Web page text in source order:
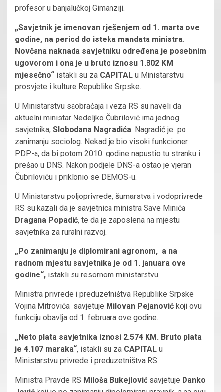
profesor u banjalučkoj Gimanziji.
„Savjetnik je imenovan rješenjem od 1. marta ove
godine, na period do isteka mandata ministra.
Novčana naknada savjetniku određena je posebnim
ugovorom i ona je u bruto iznosu 1.802 KM
mjesečno“ istakli su za CAPITAL u Ministarstvu
prosvjete i kulture Republike Srpske.
U Ministarstvu saobraćaja i veza RS su naveli da
aktuelni ministar Nedeljko Čubrilović ima jednog
savjetnika, Slobodana Nagradića. Nagradić je po
zanimanju sociolog. Nekad je bio visoki funkcioner
PDP-a, da bi potom 2010. godine napustio tu stranku i
prešao u DNS. Nakon podjele DNS-a ostao je vjeran
Čubriloviću i priklonio se DEMOS-u.
U Ministarstvu poljoprivrede, šumarstva i vodoprivrede
RS su kazali da je savjetnica ministra Save Minića
Dragana Popadić, te da je zaposlena na mjestu
savjetnika za ruralni razvoj.
„Po zanimanju je diplomirani agronom, a na
radnom mjestu savjetnika je od 1. januara ove
godine“, istakli su resornom ministarstvu.
Ministra privrede i preduzetništva Republike Srpske
Vojina Mitrovića savjetuje Milovan Pejanović koji ovu
funkciju obavlja od 1. februara ove godine.
„Neto plata savjetnika iznosi 2.574 KM. Bruto plata
je 4.107 maraka“, istakli su za CAPITAL u
Ministarstvu privrede i preduzetništva RS.
Ministra Pravde RS Miloša Bukejlović savjetuje Danko